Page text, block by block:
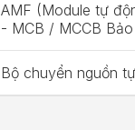
AMF (Module tự
- MCB / MCCB
Bộ chuyển nguồn